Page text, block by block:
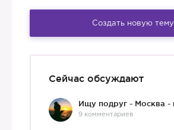
Создать новую тему
Сейчас обсуждают
9 комментариев